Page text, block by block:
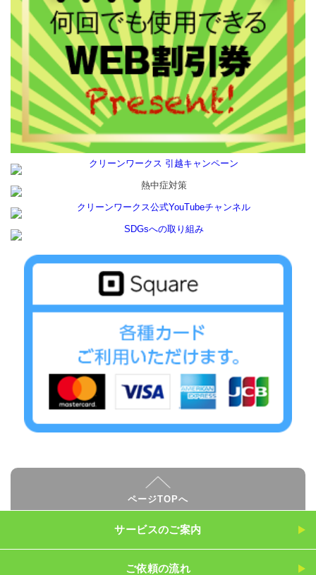
ページTOPへ
サービスのご案内
ご依頼の流れ